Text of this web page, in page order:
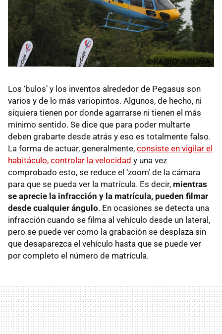
Los ‘bulos’ y los inventos alrededor de Pegasus son
varios y de lo más variopintos. Algunos, de hecho, ni
siquiera tienen por donde agarrarse ni tienen el más
mínimo sentido. Se dice que para poder multarte
deben grabarte desde atrás y eso es totalmente falso.
La forma de actuar, generalmente, consiste en vigilar el
habitáculo, controlar la velocidad y una vez
comprobado esto, se reduce el ‘zoom’ de la cámara
para que se pueda ver la matrícula. Es decir, mientras
se aprecie la infracción y la matrícula, pueden filmar
desde cualquier ángulo. En ocasiones se detecta una
infracción cuando se filma al vehículo desde un lateral,
pero se puede ver como la grabación se desplaza sin
que desaparezca el vehículo hasta que se puede ver
por completo el número de matrícula.